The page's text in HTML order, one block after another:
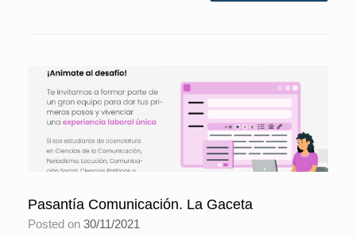
Pasantía Comunicación. La Gaceta
Posted on 30/11/2021